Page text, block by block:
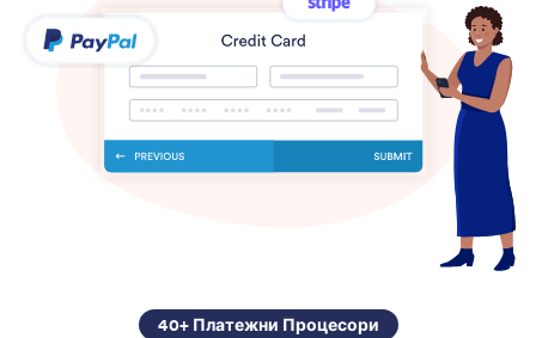
40+ Платежни Процесори